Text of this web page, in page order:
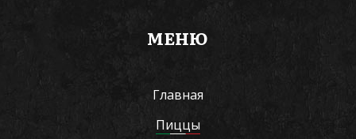
МЕНЮ
Главная
Пиццы